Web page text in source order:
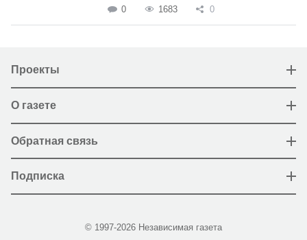
0 1683 0
Проекты
О газете
Обратная связь
Подписка
© 1997-2026 Независимая газета